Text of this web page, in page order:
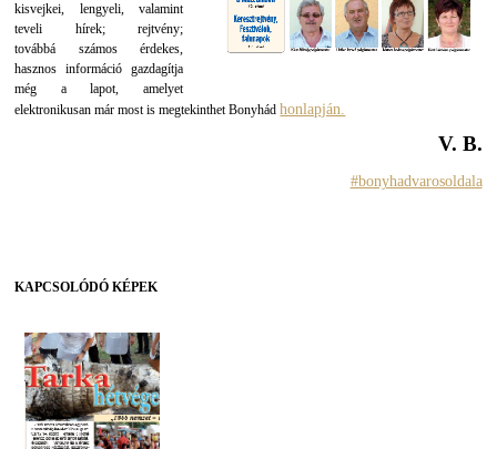
kisvejkei, lengyeli, valamint
teveli hírek; rejtvény;
továbbá számos érdekes,
hasznos információ gazdagítja
még a lapot, amelyet
elektronikusan már most is megtekinthet Bonyhádhonlapján.
V. B.
#bonyhadvarosoldala
KAPCSOLÓDÓ KÉPEK